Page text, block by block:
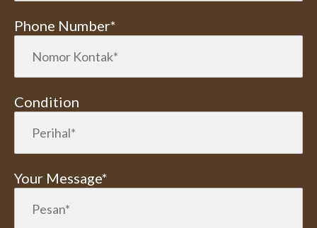
Phone Number*
Condition
Your Message*